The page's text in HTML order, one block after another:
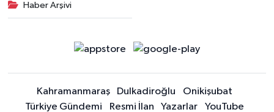
Haber Arşivi
Kahramanmaraş Dulkadiroğlu
Onikişubat
Türkiye Gündemi
Resmi İlan Yazarlar YouTube